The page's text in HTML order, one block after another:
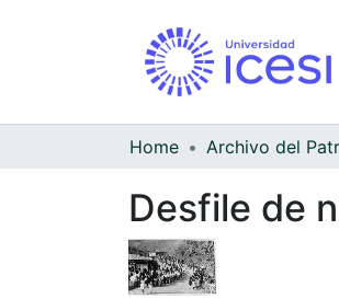
Home
Desfile de